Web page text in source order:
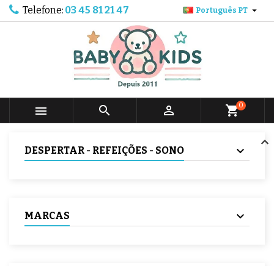
Telefone: 03 45 81 21 47 Português PT 
   shopping_cart0
DESPERTAR - REFEIÇÕES - SONO
MARCAS